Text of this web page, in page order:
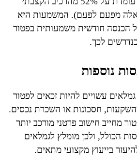
מפעם לפעם). המשמעות היא
הכנסה חודשית משמעותית בפטור
לכך.
נוספות
עשויים להיות זכאים לפטור
חסכונות או השכרת נכסים.
מחייב חישוב פרטני מורכב יותר
הכולל, ולכן מומלץ לגמלאים
בייעוץ מקצועי מתאים.